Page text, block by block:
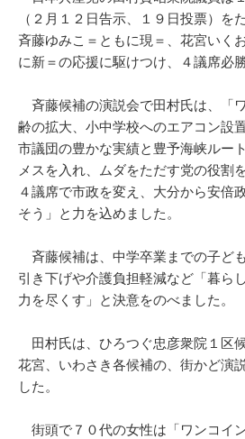
（２月１２日告示、１９日投票）を
斉藤ゆみこ＝ともに現＝、花宮いく
に新＝の応援に駆けつけ、４議席必
斉藤候補の演説会で田村氏は、「
齢の拡大、小中学校へのエアコン設
市議団の豊かな実績と豊予海峡ルー
メスを入れ、ムダをただす党の役割
４議席で市政を変え、大分から安倍
そう」と力を込めました。
斉藤候補は、中学卒業までの子ど
引き下げや介護負担軽減など「暮ら
力を尽くす」と決意をのべました。
田村氏は、ひろつぐ忠彦衆院１区
花宮、いわさき各候補の、街かど演
した。
街頭で７０代の女性は「ワンコイ